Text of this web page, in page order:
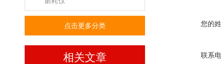
点击更多分类
相关文章
您的
联系